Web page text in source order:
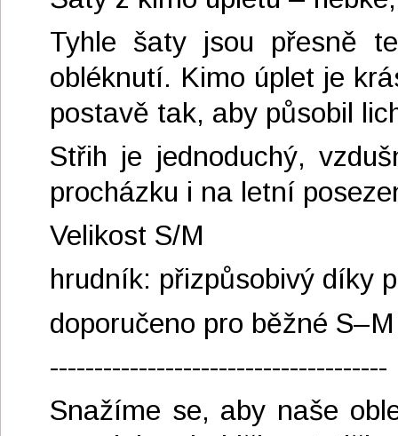
Tyhle šaty jsou přesně
obléknutí. Kimo úplet je
postavě tak, aby působil
Střih je jednoduchý,
procházku i na letní
Velikost S/M
hrudník: přizpůsobivý díky
doporučeno pro běžné S–M
--------------------------------------
Snažíme se, aby naše